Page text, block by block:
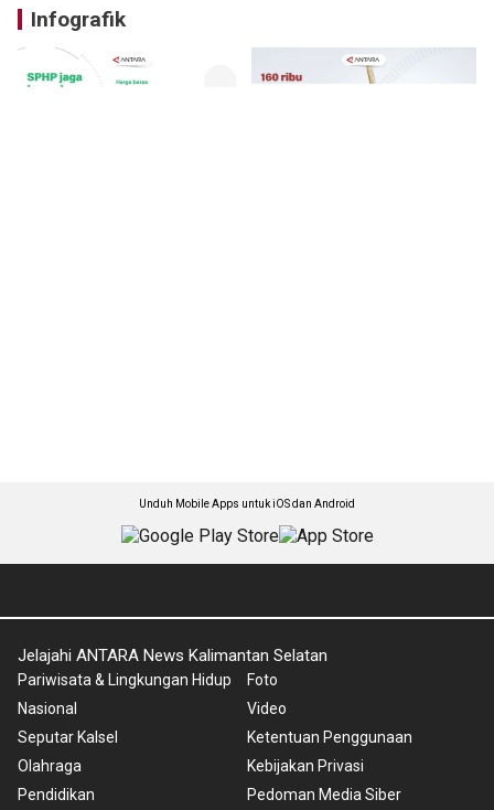
Infografik
Unduh Mobile Apps untuk iOS dan Android
Jelajahi ANTARA News Kalimantan Selatan
Pariwisata & Lingkungan Hidup
Nasional
Seputar Kalsel
Olahraga
Pendidikan
Foto
Video
Ketentuan Penggunaan
Kebijakan Privasi
Pedoman Media Siber